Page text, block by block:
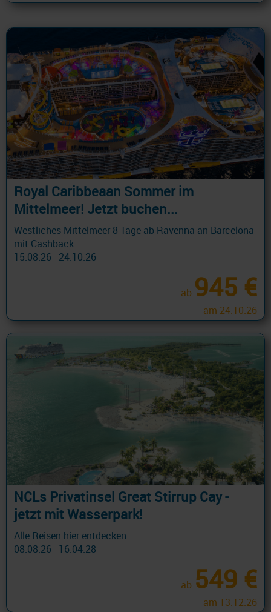
Royal Caribbeaan Sommer im
Mittelmeer! Jetzt buchen...
Westliches Mittelmeer 8 Tage ab Ravenna an Barcelona
mit Cashback
15.08.26 - 24.10.26
ab 945 €
am 24.10.26
NCLs Privatinsel Great Stirrup Cay -
jetzt mit Wasserpark!
Alle Reisen hier entdecken...
08.08.26 - 16.04.28
ab 549 €
am 13.12.26